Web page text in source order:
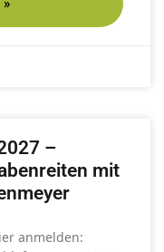
»
–
mit
anmelden: